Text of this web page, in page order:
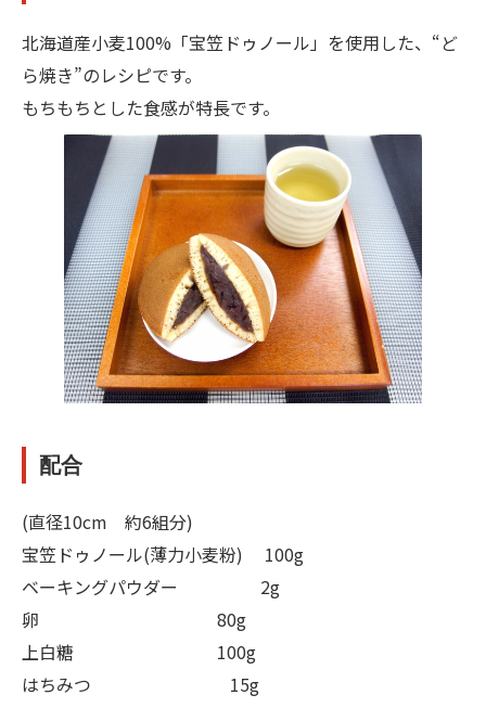
北海道産小麦100%「宝笠ドゥノール」を使用した、“ど
ら焼き”のレシピです。
もちもちとした食感が特長です。
配合
(直径10cm 約6組分)
宝笠ドゥノール(薄力小麦粉) 100g
ベーキングパウダー 2g
卵 80g
上白糖 100g
はちみつ 15g